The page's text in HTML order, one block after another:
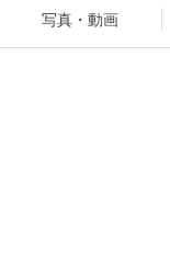
写真・動画